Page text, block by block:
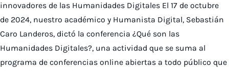
‘El
Mago
de
Oz’
innovadores de las Humanidades Digitales El 17 de octubre
de 2024, nuestro académico y Humanista Digital, Sebastián
Caro Landeros, dictó la conferencia ¿Qué son las
Humanidades Digitales?, una actividad que se suma al
programa de conferencias online abiertas a todo público que